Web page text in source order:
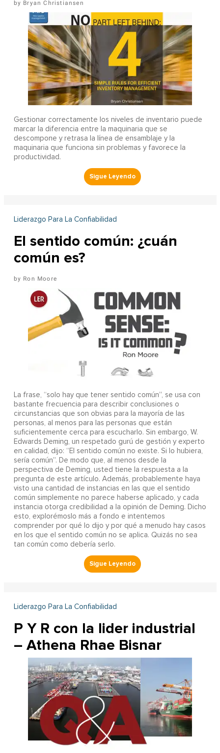
Bryan Christiansen
Gestionar correctamente los niveles de inventario puede
marcar la diferencia entre la maquinaria que se
descompone y retrasa la línea de ensamblaje y la
maquinaria que funciona sin problemas y favorece la
productividad.
Liderazgo Para La Confiabilidad
El sentido común: ¿cuán
común es?
Ron Moore
La frase, “solo hay que tener sentido común”, se usa con
bastante frecuencia para describir conclusiones o
circunstancias que son obvias para la mayoría de las
personas, al menos para las personas que están
suficientemente cerca para escucharlo. Sin embargo, W.
Edwards Deming, un respetado gurú de gestión y experto
en calidad, dijo: “El sentido común no existe. Si lo hubiera,
sería común”. De modo que, al menos desde la
perspectiva de Deming, usted tiene la respuesta a la
pregunta de este artículo. Además, probablemente haya
visto una cantidad de instancias en las que el sentido
común simplemente no parece haberse aplicado, y cada
instancia otorga credibilidad a la opinión de Deming. Dicho
esto, explorémoslo más a fondo e intentemos
comprender por qué lo dijo y por qué a menudo hay casos
en los que el sentido común no se aplica. Quizás no sea
tan común como debería serlo.
Liderazgo Para La Confiabilidad
P Y R con la lider industrial
– Athena Rhae Bisnar